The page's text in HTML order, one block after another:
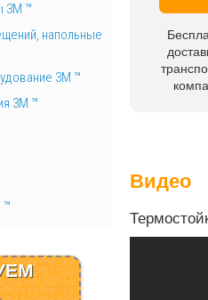
Видео
3М ™
напольные
3М ™
3М ™
™